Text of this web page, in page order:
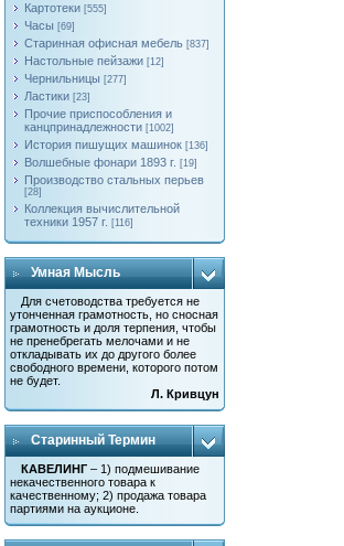
Картотеки [555]
Часы [69]
Старинная офисная мебель [837]
Настольные пейзажи [12]
Чернильницы [277]
Ластики [23]
Прочие приспособления и
канцпринадлежности [1002]
История пишущих машинок [136]
Волшебные фонари 1893 г. [19]
Производство стальных перьев
[28]
Коллекция вычислительной
техники 1957 г. [116]
Умная Мысль
Для счетоводства требуется не
утонченная грамотность, но сносная
грамотность и доля терпения, чтобы
не пренебрегать мелочами и не
откладывать их до другого более
свободного времени, которого потом
не будет.
Л. Кривцун
Старинный Термин
КАВЕЛИНГ – 1) подмешивание
некачественного товара к
качественному; 2) продажа товара
партиями на аукционе.